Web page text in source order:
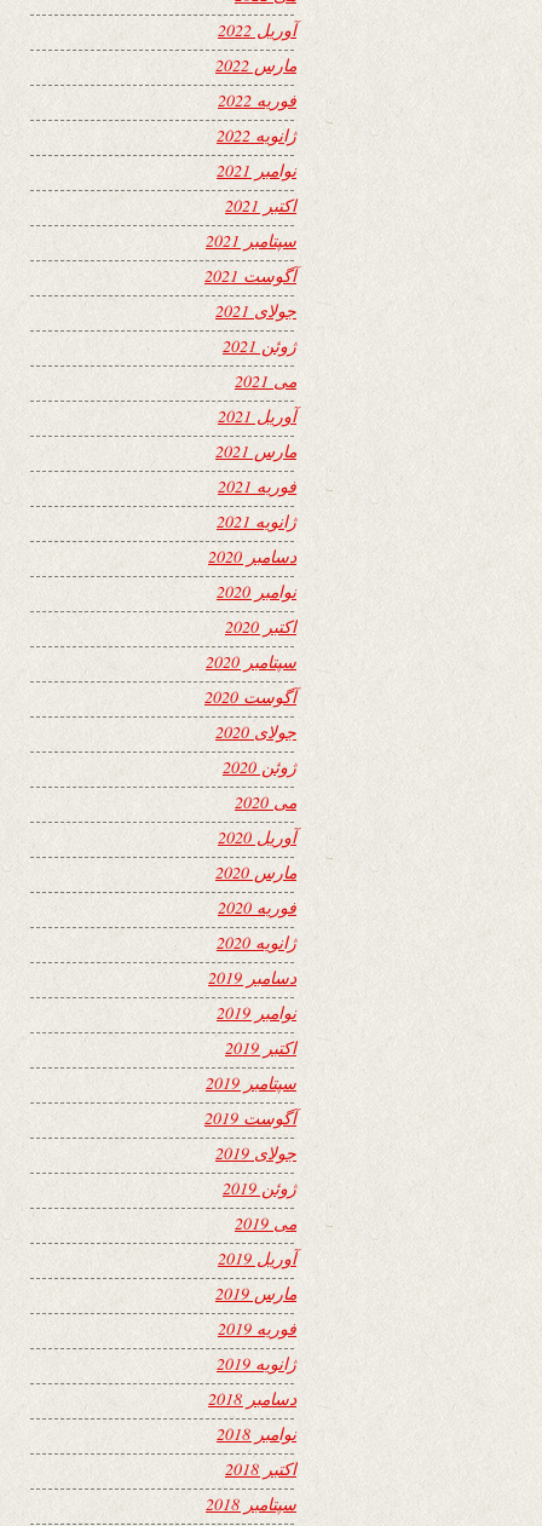
آوریل 2022
مارس 2022
فوریه 2022
ژانویه 2022
نوامبر 2021
اکتبر 2021
سپتامبر 2021
آگوست 2021
جولای 2021
ژوئن 2021
می 2021
آوریل 2021
مارس 2021
فوریه 2021
ژانویه 2021
دسامبر 2020
نوامبر 2020
اکتبر 2020
سپتامبر 2020
آگوست 2020
جولای 2020
ژوئن 2020
می 2020
آوریل 2020
مارس 2020
فوریه 2020
ژانویه 2020
دسامبر 2019
نوامبر 2019
اکتبر 2019
سپتامبر 2019
آگوست 2019
جولای 2019
ژوئن 2019
می 2019
آوریل 2019
مارس 2019
فوریه 2019
ژانویه 2019
دسامبر 2018
نوامبر 2018
اکتبر 2018
سپتامبر 2018